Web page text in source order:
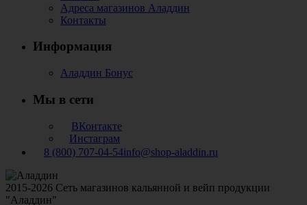
Адреса магазинов Аладдин
Контакты
Информация
Аладдин Бонус
Мы в сети
ВКонтакте
Инстаграм
8 (800) 707-04-54info@shop-aladdin.ru
2015-2026 Сеть магазинов кальянной и вейп продукции
"Аладдин"